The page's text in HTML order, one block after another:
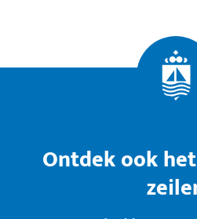
Ontdek ook